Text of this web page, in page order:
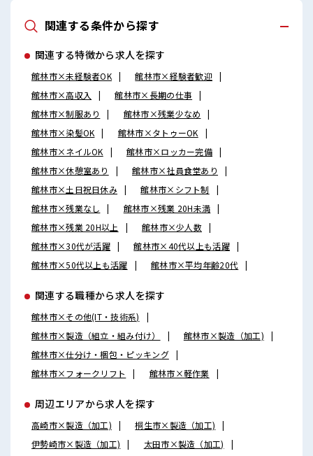
関連する条件から探す
関連する特徴から求人を探す
館林市×未経験者OK
館林市×経験者歓迎
館林市×高収入
館林市×長期の仕事
館林市×制服あり
館林市×残業少なめ
館林市×染髪OK
館林市×タトゥーOK
館林市×ネイルOK
館林市×ロッカー完備
館林市×休憩室あり
館林市×社員食堂あり
館林市×土日祝日休み
館林市×シフト制
館林市×残業なし
館林市×残業 20H未満
館林市×残業 20H以上
館林市×少人数
館林市×30代が活躍
館林市×40代以上も活躍
館林市×50代以上も活躍
館林市×平均年齢20代
関連する職種から求人を探す
館林市×その他(IT・技術系)
館林市×製造（組立・組み付け）
館林市×製造（加工)
館林市×仕分け・梱包・ピッキング
館林市×フォークリフト
館林市×軽作業
周辺エリアから求人を探す
高崎市×製造（加工)
桐生市×製造（加工)
伊勢崎市×製造（加工)
太田市×製造（加工)